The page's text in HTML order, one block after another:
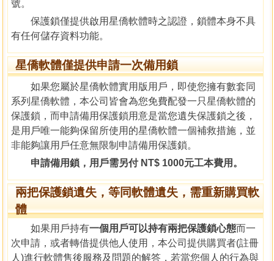
號。
保護鎖僅提供啟用星僑軟體時之認證，鎖體本身不具
有任何儲存資料功能。
星僑軟體僅提供申請一次備用鎖
如果您屬於星僑軟體實用版用戶，即使您擁有數套同
系列星僑軟體，本公司皆會為您免費配發一只星僑軟體的
保護鎖，而申請備用保護鎖用意是當您遺失保護鎖之後，
是用戶唯一能夠保留所使用的星僑軟體一個補救措施，並
非能夠讓用戶任意無限制申請備用保護鎖。
申請備用鎖，用戶需另付 NT$ 1000元工本費用。
兩把保護鎖遺失，等同軟體遺失，需重新購買軟
體
如果用戶持有一個用戶可以持有兩把保護鎖心態而一
次申請，或者轉借提供他人使用，本公司提供購買者(註冊
人)進行軟體售後服務及問題的解答，若當您個人的行為與